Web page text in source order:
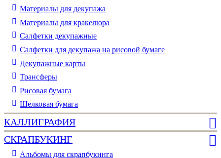
Материалы для декупажа
Материалы для кракелюра
Cалфетки декупажные
Салфетки для декупажа на рисовой бумаге
Декупажные карты
Трансферы
Рисовая бумага
Шелковая бумага
КАЛЛИГРАФИЯ
СКРАПБУКИНГ
Альбомы для скрапбукинга